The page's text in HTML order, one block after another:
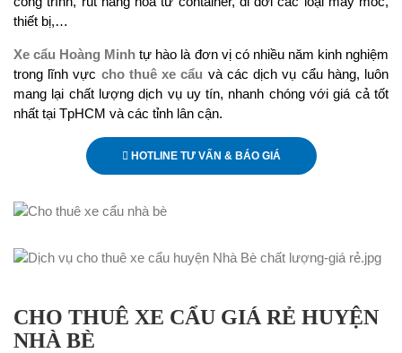
thiết bị,…
Xe cẩu Hoàng Minh tự hào là đơn vị có nhiều năm kinh nghiệm
trong lĩnh vực cho thuê xe cẩu và các dịch vụ cẩu hàng, luôn
mang lại chất lượng dịch vụ uy tín, nhanh chóng với giá cả tốt
nhất tại TpHCM và các tỉnh lân cận.
HOTLINE TƯ VẤN & BÁO GIÁ
CHO THUÊ XE CẨU GIÁ RẺ HUYỆN
NHÀ BÈ